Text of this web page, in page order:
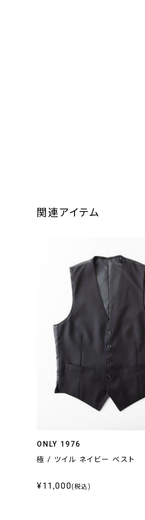
関連アイテム
ONLY 1976
極 / ツイル ネイビー ベスト
¥11,000(税込)